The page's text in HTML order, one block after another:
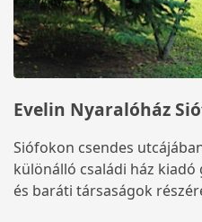
Evelin Nyaralóház
Siófokon csendes
különálló családi ház
és baráti társaságok